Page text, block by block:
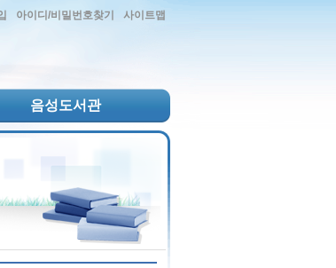
아이디/비밀번호찾기 사이트맵
음성도서관